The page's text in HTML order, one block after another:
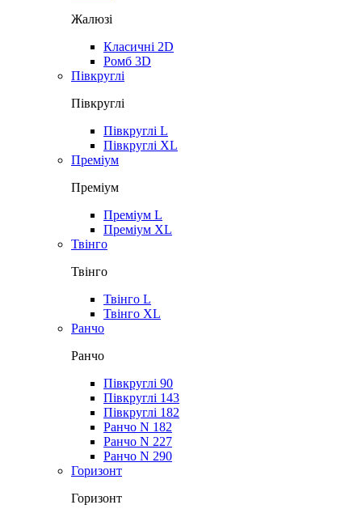
Жалюзі
Класичні 2D
Ромб 3D
Півкруглі
Півкруглі
Півкруглі L
Півкруглі XL
Преміум
Преміум
Преміум L
Преміум XL
Твінго
Твінго
Твінго L
Твінго XL
Ранчо
Ранчо
Півкруглі 90
Півкруглі 143
Півкруглі 182
Ранчо N 182
Ранчо N 227
Ранчо N 290
Горизонт
Горизонт